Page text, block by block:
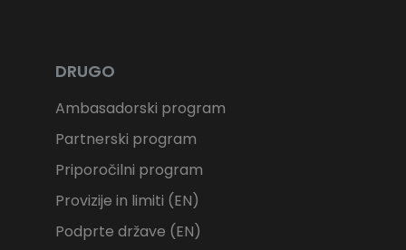
DRUGO
Ambasadorski program
Partnerski program
Priporočilni program
Provizije in limiti (EN)
Podprte države (EN)